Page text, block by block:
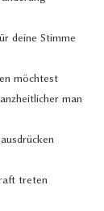
deine Stimme
möchtest
man
treten